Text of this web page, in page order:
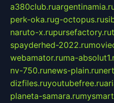
a380club.ru
perk-oka.rug-octopus.ru
naruto-x.rupursefactory.ru
spayderhed-2022.ru
webamator.ruma-
nv-750.runews-plain.ru
dizfiles.ruyoutubefree.ru
planeta-samara.ru